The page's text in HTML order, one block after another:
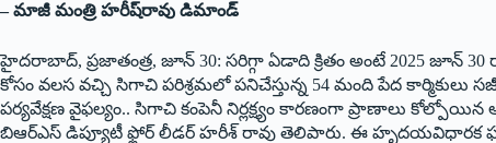
– మాజీ మంత్రి హ‌రీష్‌రావు డిమాండ్‌
హైద‌రాబాద్‌, ప్ర‌జాతంత్ర‌, జూన్ 30: స‌రిగ్గా ఏడాది క్రితం అంటే 2025 జూన్
కోసం వలస వచ్చి సిగాచి పరిశ్రమలో పనిచేస్తున్న 54 మంది పేద కార్మికులు
పర్యవేక్షణ వైఫల్యం.. సిగాచి కంపెనీ నిర్లక్ష్యం కారణంగా ప్రాణాలు
బిఆర్ఎస్ డిప్యూటీ ఫ్లోర్ లీడర్ హరీశ్ రావు తెలిపారు. ఈ